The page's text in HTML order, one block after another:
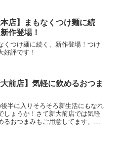
本店】まもなくつけ麺に続
作登場！
くつけ麺に続く、新作登場！つけ
好評です！
大前店】気軽に飲めるおつま
半に入りそろそろ新生活にもなれ
しょうか！さて新大前店では気軽
るおつまみもご用意してます。写